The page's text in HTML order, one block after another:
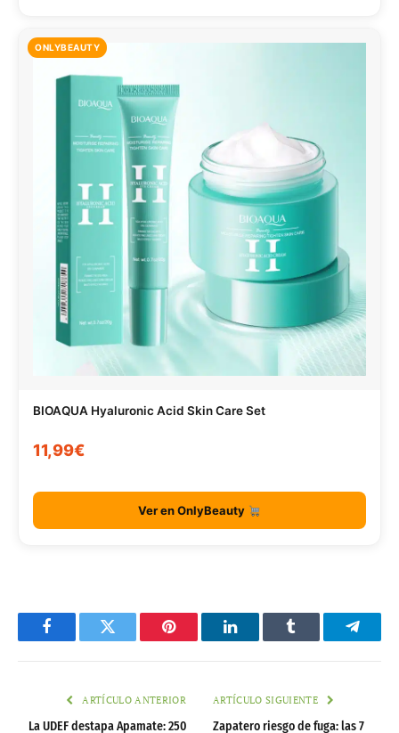
ONLYBEAUTY
BIOAQUA Hyaluronic Acid Skin Care Set
11,99€
Ver en OnlyBeauty
FacebookTwitter Pinterest LinkedInTumblr
ARTÍCULO ANTERIOR
La UDEF destapa Apamate: 250
ARTÍCULO SIGUIENTE
Zapatero riesgo de fuga: las 7